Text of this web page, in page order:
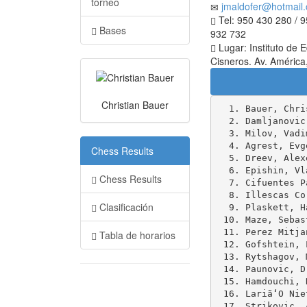
Bases
Christian Bauer
Chess Results
Chess Results
Clasificación
Tabla de horarios
Tel: 950 430 280 /
932 732
Lugar: Instituto de
Cisneros. Av.
1. Bauer, Christian                  FRA 2634 g  ----   6.5   36.5  31.5  0.0     M Francia
  2. Damljanovic, Branko               SCG 2608 g  2569   6.5   36.0  30.0  0.0     M Serbia
  3. Milov, Vadim                      SUI 2680 g  2611   6.5   35.0  30.0  0.0     M Suiza
  4. Agrest, Evgenij                   SWE 2541 g  2601   6.5   34.5  30.0  0.0     M Suecia
  5. Dreev, Alexey                     RUS 2607 g  2714   6.5   32.5  32.5  0.0     M Rusia
  6. Epishin, Vladimir                 RUS 2578 g  2618   6.0   34.0  29.0  0.0     M Rusia
  7. Cifuentes Parada, Roberto         ESP 2499 g  2523   6.0   33.5  28.5  0.0     M Donostia
  8. Illescas Cordoba, Miguel          ESP 2598 g  2426   6.0   31.5  29.0  0.0     M Barcelona
  9. Plaskett, Harold James            ENG 2488 g  2505   6.0   31.5  27.0  0.0     M Inglaterra
 10. Maze, Sebastien                   FRA 2576 g  ----   6.0   29.5  25.0  0.0     M Francia
 11. Perez Mitjans, Orelvis            CUB 2421 f  ----   6.0   28.0  26.0  0.0     M Cuba
 12. Gofshtein, Leonid Zvulon          ISR 2541 g  2531   5.5   34.5  28.0  0.0     M Israel
 13. Rytshagov, Mikhail                EST 2495 g  ----   5.5   34.5  27.5  0.0     M Estonia
 14. Paunovic, Dragan                  SCG 2535 g  2537   5.5   33.5  27.0  0.0     M Serbia
 15. Hamdouchi, Hichem                 MAR 2576 g  2547   5.5   31.5  25.0  0.0     M Marruecos
 16. Lariã‘O Nieto, David              ESP 2428 m  2404   5.5   31.0  25.0  0.0 U18 M Galicia
 17. Strikovic, Aleksa                 SCG 2551 g  2557   5.5   30.5  25.0  0.0     M Serbia
 18. Djuric, Stefan                    SCG 2463 g  2521   5.5   30.0  26.0  0.0     M Serbia